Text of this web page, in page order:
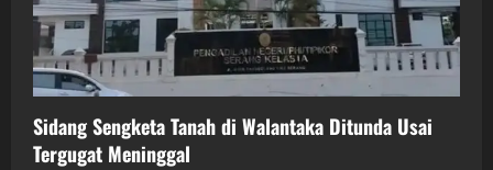
Sidang Sengketa Tanah di Walantaka Ditunda Usai
Tergugat Meninggal